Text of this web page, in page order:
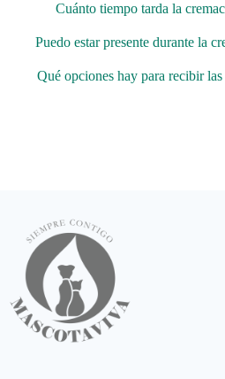
Cuánto tiempo tarda la
Puedo estar presente durante la
Qué opciones hay para recibir